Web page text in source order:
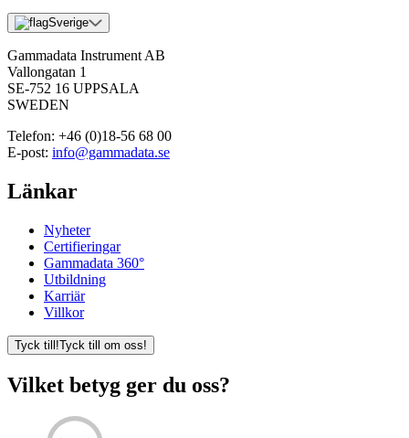
Sverige
Gammadata Instrument AB
Vallongatan 1
SE-752 16 UPPSALA
SWEDEN
Telefon: +46 (0)18-56 68 00
E-post: info@gammadata.se
Länkar
Nyheter
Certifieringar
Gammadata 360°
Utbildning
Karriär
Villkor
Tyck till!Tyck till om oss!
Vilket betyg ger du oss?